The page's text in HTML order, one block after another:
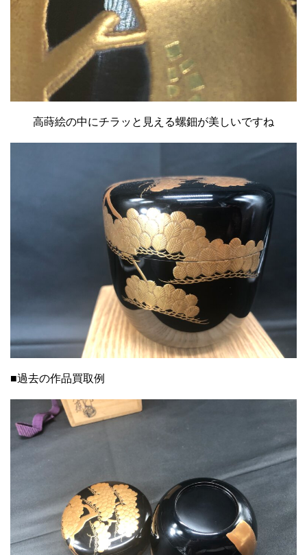
高蒔絵の中にチラッと見える螺鈿が美しいですね
■過去の作品買取例